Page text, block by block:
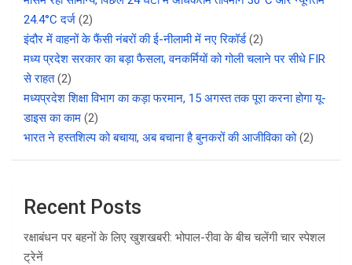
24.4°C दर्ज (2)
इंदौर में वाहनों के फैंसी नंबरों की ई-नीलामी में नए रिकॉर्ड (2)
मध्य प्रदेश सरकार का बड़ा फैसला, वनकर्मियों को गोली चलाने पर सीधे FIR
से राहत (2)
मध्यप्रदेश शिक्षा विभाग का कड़ा फरमान, 15 अगस्त तक पूरा करना होगा यू-
डाइस का काम (2)
भारत ने हस्तशिल्प को बचाया, अब बचाना है बुनकरों की आजीविका को (2)
Recent Posts
रक्षाबंधन पर बहनों के लिए खुशखबरी: भोपाल-रीवा के बीच चलेंगी चार स्पेशल
ट्रेनें